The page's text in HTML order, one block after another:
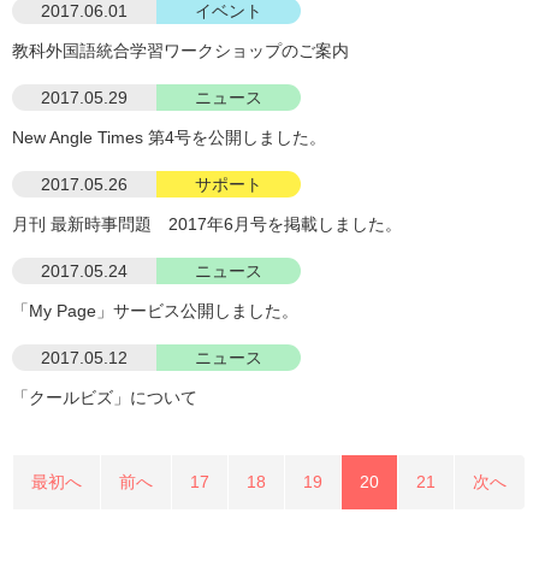
2017.06.01 イベント
教科外国語統合学習ワークショップのご案内
2017.05.29 ニュース
New Angle Times 第4号を公開しました。
2017.05.26 サポート
月刊 最新時事問題 2017年6月号を掲載しました。
2017.05.24 ニュース
「My Page」サービス公開しました。
2017.05.12 ニュース
「クールビズ」について
最初へ 前へ 17 18 19 20 21 次へ